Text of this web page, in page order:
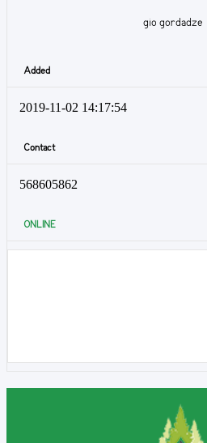
gio gordadze
Added
2019-11-02 14:17:54
Contact
568605862
ONLINE